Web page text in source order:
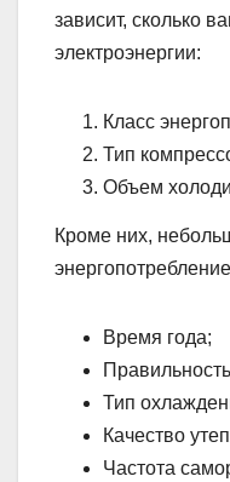
зависит, сколько
электроэнергии:
Класс
Тип
Объем
Кроме них,
Время года;
Тип
Качество
Частота